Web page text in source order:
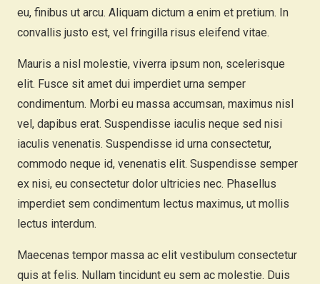
eu, finibus ut arcu. Aliquam dictum a enim et pretium. In
convallis justo est, vel fringilla risus eleifend vitae.
Mauris a nisl molestie, viverra ipsum non, scelerisque
elit. Fusce sit amet dui imperdiet urna semper
condimentum. Morbi eu massa accumsan, maximus nisl
vel, dapibus erat. Suspendisse iaculis neque sed nisi
iaculis venenatis. Suspendisse id urna consectetur,
commodo neque id, venenatis elit. Suspendisse semper
ex nisi, eu consectetur dolor ultricies nec. Phasellus
imperdiet sem condimentum lectus maximus, ut mollis
lectus interdum.
Maecenas tempor massa ac elit vestibulum consectetur
quis at felis. Nullam tincidunt eu sem ac molestie. Duis